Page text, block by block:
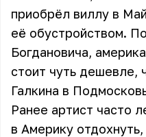
приобрёл виллу в
её обустройством.
Богдановича,
стоит чуть дешевле,
Галкина в
Ранее артист часто
в Америку